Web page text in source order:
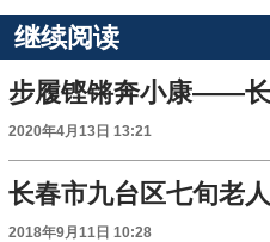
继续阅读
2020年4月13日 13:21
长春市九台区七旬老
2018年9月11日 10:28